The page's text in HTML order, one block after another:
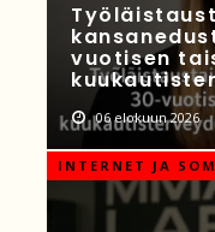
vuotisen
06 elokuun 2026
INTERNET JA